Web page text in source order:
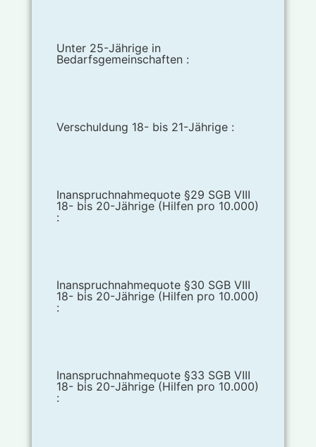
Unter 25-Jährige in
Bedarfsgemeinschaften :
Verschuldung 18- bis 21-Jährige :
Inanspruchnahmequote §29 SGB VIII
18- bis 20-Jährige (Hilfen pro 10.000)
:
Inanspruchnahmequote §30 SGB VIII
18- bis 20-Jährige (Hilfen pro 10.000)
:
Inanspruchnahmequote §33 SGB VIII
18- bis 20-Jährige (Hilfen pro 10.000)
: